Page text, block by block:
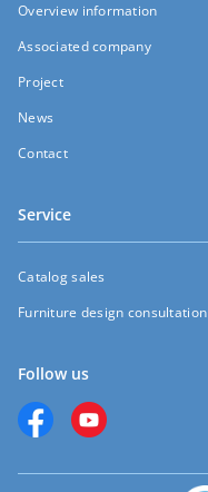
Overview information
Associated company
Project
News
Contact
Service
Catalog sales
Furniture design consultation
Follow us